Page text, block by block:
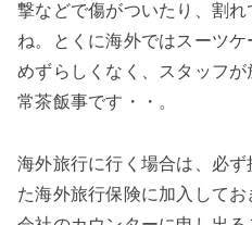
撃などで傷がついたり、割
ね。とくに海外ではスーツ
めずらしくなく、スタッフ
常茶飯事です・・。
海外旅行に行く場合は、必
た海外旅行保険に加入して